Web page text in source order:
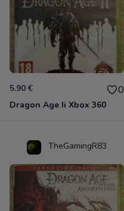
5.90 € 0
Dragon Age Ii Xbox 360
TheGamingR83